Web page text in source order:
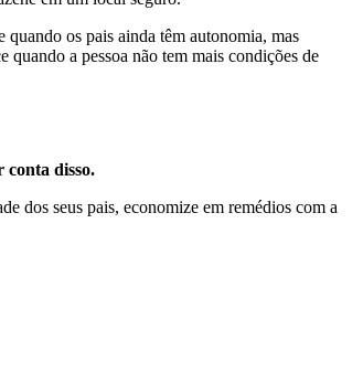
quando os pais ainda têm autonomia, mas
a pessoa não tem mais condições de
conta disso.
dos seus pais, economize em remédios com a